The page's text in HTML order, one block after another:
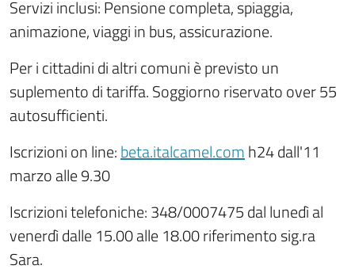
Servizi inclusi: Pensione completa, spiaggia,
animazione, viaggi in bus, assicurazione.
Per i cittadini di altri comuni è previsto un
suplemento di tariffa. Soggiorno riservato over 55
autosufficienti.
Iscrizioni on line:beta.italcamel.comh24 dall'11
marzo alle 9.30
Iscrizioni telefoniche: 348/0007475 dal lunedì al
venerdì dalle 15.00 alle 18.00 riferimento sig.ra
Sara.